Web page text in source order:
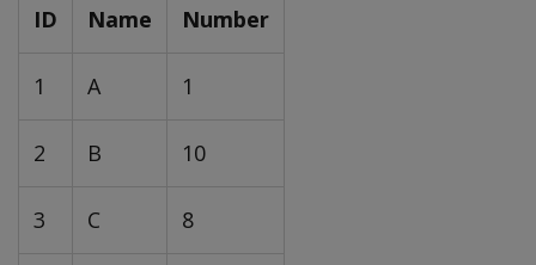
ID Name Number
1 A 1
2 B 10
3 C 8